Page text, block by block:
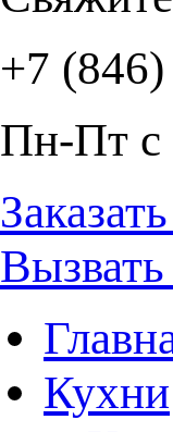
+7
Пн-Пт с
Кухни